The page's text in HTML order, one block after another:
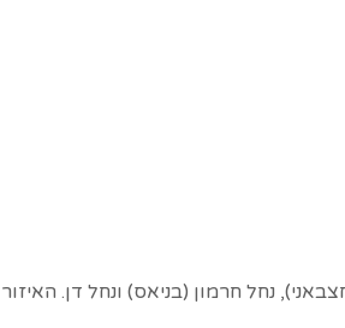
נחל חרמון (בניאס) ונחל דן.